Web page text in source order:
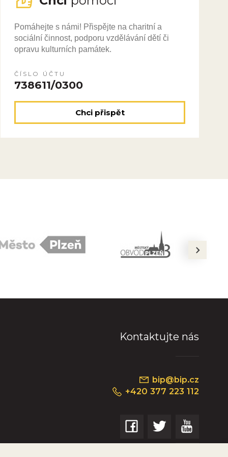
Pomáhejte s námi! Přispějte na charitní a
sociální činnost, podporu vzdělávání dětí či
opravu kulturních památek.
ČÍSLO ÚČTU
738611/0300
Chci přispět
next
Kontaktujte nás
bip@bip.cz
+420 377 223 112